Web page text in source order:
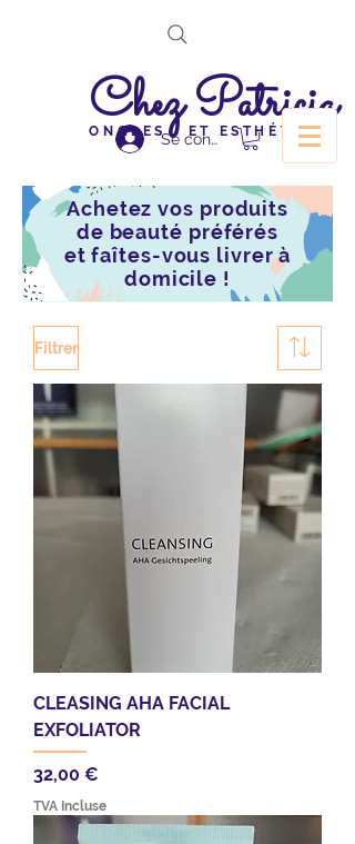
Chez Patricia
ONGLES ET ESTHÉTIQUE
Se connecter
Achetez vos produits
de beauté préférés
et faîtes-vous livrer à
domicile !
Filtrer
CLEASING AHA FACIAL
EXFOLIATOR
Prix
32,00 €
TVA Incluse